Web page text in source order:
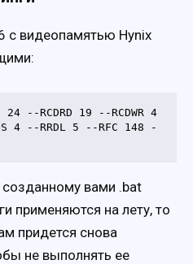
с видеопамятью Hynix
24 --RCDRD 19 --RCDWR 4
4 --RRDL 5 --RFC 148 -
созданному вами .bat
применяются на лету, то
придется снова
не выполнять ее